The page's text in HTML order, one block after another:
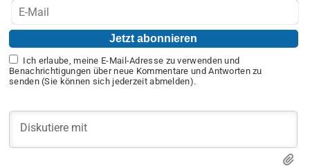
Ich erlaube, meine E-Mail-Adresse zu verwenden und
Benachrichtigungen über neue Kommentare und Antworten zu
senden (Sie können sich jederzeit abmelden).